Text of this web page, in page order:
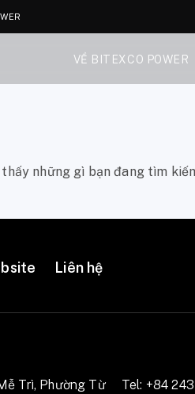
VỀ BITEXCO POWER
những gì bạn đang tìm
Liên hệ
Trì, Phường Từ
Tel: +84